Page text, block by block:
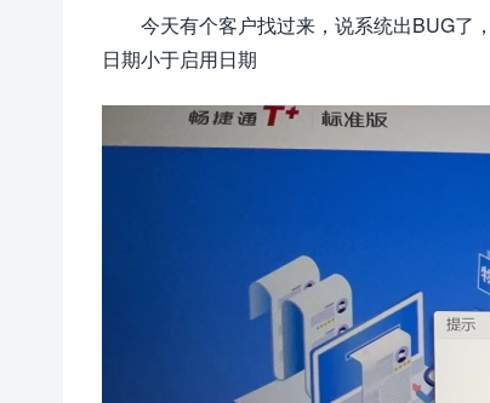
今天有个客户找过来，说系统出BUG了
日期小于启用日期